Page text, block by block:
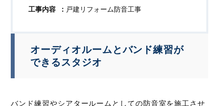
工事内容
戸建リフォーム防音工事
オーディオルームとバンド練習が
できるスタジオ
バンド練習やシアタールームとしての防音室を施工させ